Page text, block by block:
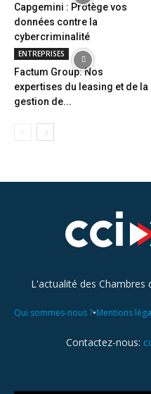
Capgemini : Protège vos
données contre la
cybercriminalité
ENTREPRISES
Factum Group: Nos
expertises du leasing et de la
gestion de...
L'actualité des Chambres
Qui sommes-nous ?•Mentions
Contactez-nous: